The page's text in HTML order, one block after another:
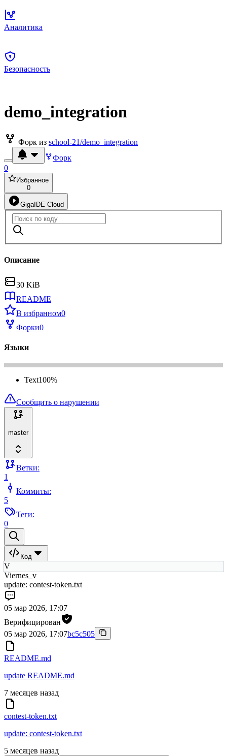
Аналитика
Безопасность
demo_integration
Форк из school-21/demo_integration
Форк
0
Избранное
0
GigaIDE Cloud
Описание
30 KiB
README
В избранном0
Форки0
Языки
Text100%
Сообщить о нарушении
master
Ветки:
1
Коммиты:
5
Теги:
0
Код
V
Viernes_v
update: contest-token.txt
05 мар 2026, 17:07
Верифицирован
05 мар 2026, 17:07bc5c505
README.md
update README.md
7 месяцев назад
contest-token.txt
update: contest-token.txt
5 месяцев назад